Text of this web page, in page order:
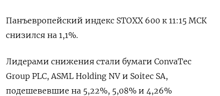
Панъевропейский индекс STOXX 600 к 11:15 МСК
снизился на 1,1%.
Лидерами снижения стали бумаги ConvaTec
Group PLC, ASML Holding NV и Soitec SA,
подешевевшие на 5,22​%, 5,08% и 4,26%